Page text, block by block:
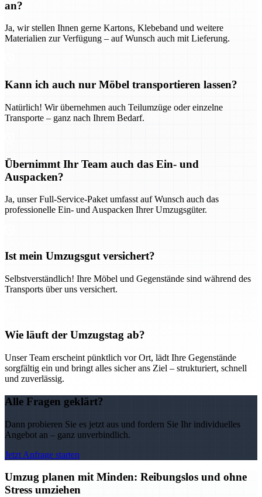
an?
Ja, wir stellen Ihnen gerne Kartons, Klebeband und weitere
Materialien zur Verfügung – auf Wunsch auch mit Lieferung.
Kann ich auch nur Möbel transportieren lassen?
Natürlich! Wir übernehmen auch Teilumzüge oder einzelne
Transporte – ganz nach Ihrem Bedarf.
Übernimmt Ihr Team auch das Ein- und
Auspacken?
Ja, unser Full-Service-Paket umfasst auf Wunsch auch das
professionelle Ein- und Auspacken Ihrer Umzugsgüter.
Ist mein Umzugsgut versichert?
Selbstverständlich! Ihre Möbel und Gegenstände sind während des
Transports über uns versichert.
Wie läuft der Umzugstag ab?
Unser Team erscheint pünktlich vor Ort, lädt Ihre Gegenstände
sorgfältig ein und bringt alles sicher ans Ziel – strukturiert, schnell
und zuverlässig.
Alle Fragen geklärt?
Dann probieren Sie es jetzt aus und fordern Sie Ihr individuelles
Angebot an – ganz unverbindlich.
Jetzt Anfrage starten
Umzug planen mit Minden: Reibungslos und ohne
Stress umziehen